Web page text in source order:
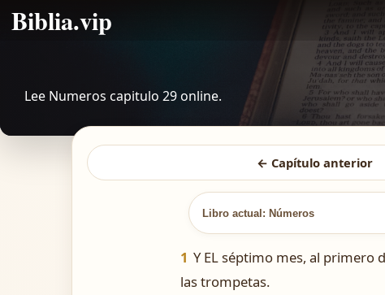
Biblia.vip
Lee Numeros capitulo 29 online.
← Capítulo anterior
Libro actual: Números
1 Y EL séptimo mes, al primero
las trompetas.